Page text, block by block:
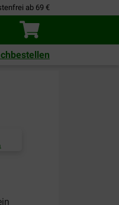
ab 69 €